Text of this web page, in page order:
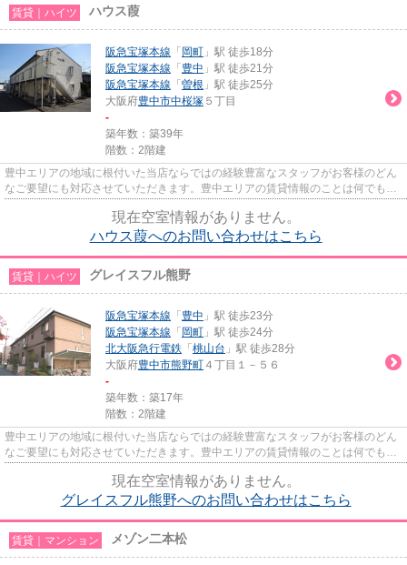
賃貸｜ハイツ ハウス葭
阪急宝塚本線 「 岡町 」駅 徒歩18分
阪急宝塚本線 「 豊中 」駅 徒歩21分
阪急宝塚本線 「 曽根 」駅 徒歩25分
大阪府豊中市中桜塚 ５丁目
-
築年数：築39年
階数：2階建
豊中エリアの地域に根付いた当店ならではの経験豊富なスタッフがお客様のどん
なご要望にも対応させていただきます。豊中エリアの賃貸情報のことは何でもお
現在空室情報がありません。
ハウス葭へのお問い合わせはこちら
賃貸｜ハイツ グレイスフル熊野
阪急宝塚本線 「 豊中 」駅 徒歩23分
阪急宝塚本線 「 岡町 」駅 徒歩24分
北大阪急行電鉄 「 桃山台 」駅 徒歩28分
大阪府豊中市熊野町 ４丁目１－５６
-
築年数：築17年
階数：2階建
豊中エリアの地域に根付いた当店ならではの経験豊富なスタッフがお客様のどん
なご要望にも対応させていただきます。豊中エリアの賃貸情報のことは何でもお
現在空室情報がありません。
グレイスフル熊野へのお問い合わせはこちら
賃貸｜マンション メゾン二本松